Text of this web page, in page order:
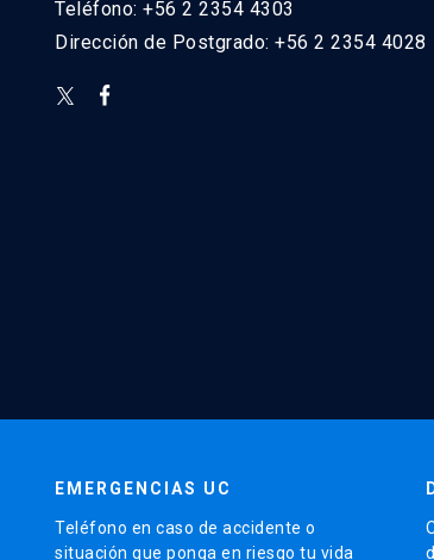
Teléfono: +56 2 2354 4303
Dirección de Postgrado: +56 2 2354 4028
EMERGENCIAS UC
Teléfono en caso de accidente o
situación que ponga en riesgo tu vida